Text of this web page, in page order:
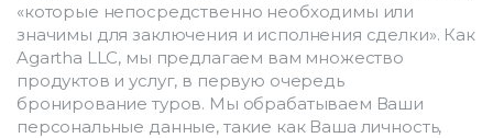
«которые непосредственно необходимы или
значимы для заключения и исполнения сделки». Как
Agartha LLC, мы предлагаем вам множество
продуктов и услуг, в первую очередь
бронирование туров. Мы обрабатываем Ваши
персональные данные, такие как Ваша личность,